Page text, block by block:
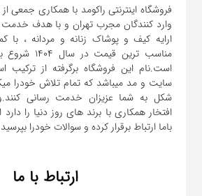
فروشگاه اینترنتی راکومد با همکاری جمعی از
وارد کنندگان مجرب تهران و با هدف خدمت
ارایه کیف و پوشاک زنانه و مردانه ، با
مناسب ترین
است.نام این فروشگاه برگرفته از
سایت و مد میباشد که تمام تلاش خودرا
شکل به شما عزیزان خدمت رسانی
افتخار همکاری با برند های روز دنیا را دارد
باما ارتباط برقرار کرده و سوالات خودرا
ارتباط با ما